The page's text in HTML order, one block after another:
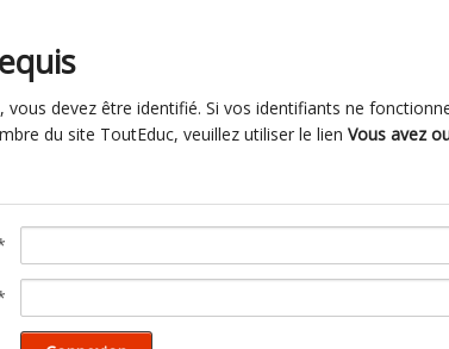
vous devez être identifié. Si vos identifiants ne
du site ToutEduc, veuillez utiliser le lien Vous avez